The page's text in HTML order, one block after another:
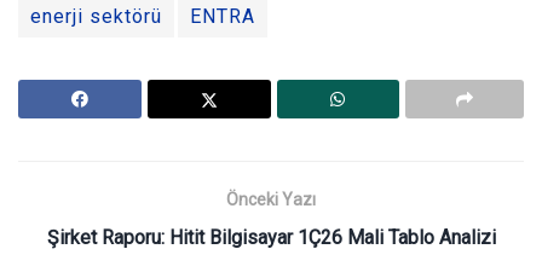
enerji sektörü ENTRA
Önceki Yazı
Şirket Raporu: Hitit Bilgisayar 1Ç26 Mali Tablo Analizi